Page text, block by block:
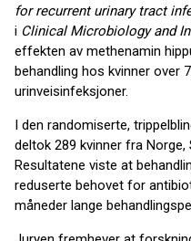
for recurrent urinary tract
i Clinical Microbiology and
effekten av methenamin
behandling hos kvinner over
urinveisinfeksjoner.
I den randomiserte,
deltok 289 kvinner fra Norge,
Resultatene viste at
reduserte behovet for
måneder lange